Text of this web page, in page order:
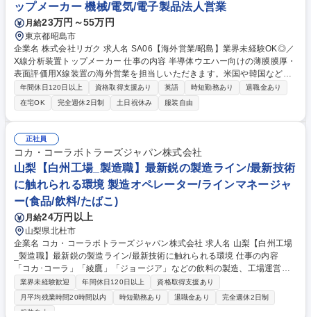
ップメーカー 機械/電気/電子製品法人営業
月給23万円～55万円
東京都昭島市
企業名 株式会社リガク 求人名 SA06【海外営業/昭島】業界未経験OK◎／
X線分析装置トップメーカー 仕事の内容 半導体ウエハー向けの薄膜膜厚・
表面評価用X線装置の海外営業を担当しいただきます。米国や韓国などの
半導体メーカーや製造装置メーカーへの直接販売および現地代理店の支援
を通じ、事業拡大を牽引する役割です。 お持ちの技術営業経験を活かし、
ご活躍いただくことを期待します。 【詳細】製品紹介、仕様打合せ、見
積、受注や売上管理など営業活動全般。必要に応じて代理店・顧客訪問、
学会・展示会等への出張(海外月0～1回程度)を行い、市場調査や販売戦略
の立案・実行も担います。 【教育】最初の半年から1年は国内営業として
製品知識を深め、先輩との同行OJTを通じて装置に慣れていただくため、
海外営業未経験でも安心です。 募集職種 SA06【海外営業/昭島】業界未経
験OK◎／X線分析装置トップメーカー
年間休日120日以上 資格取得支援あり 英語 時短勤務あり
退職金あり
在宅OK
完全週休2日制 土日祝休み 服装自由
正社員
コカ・コーラボトラーズジャパン株式会社
山梨【白州工場_製造職】最新鋭の製造ライン/最新技術
に触れられる環境 製造オペレーター/ラインマネージャ
ー(食品/飲料/たばこ)
月給24万円以上
山梨県北杜市
企業名 コカ・コーラボトラーズジャパン株式会社 求人名 山梨【白州工場
_製造職】最新鋭の製造ライン/最新技術に触れられる環境 仕事の内容
「コカ･コーラ」「綾鷹」「ジョージア」などの飲料の製造、工場運営を
担っていただきます。安全性･高品質･効率･働きやすい環境づくり等、自
身が興味あるプロジェクトにも参画し、主体的に運営に携われます。 ＜具
体的には＞ ■自社製品製造時における規格管理 ■省人化,自働化の進む最新
業界未経験歓迎 年間休日120日以上
資格取得支援あり
月平均残業時間20時間以内
時短勤務あり 退職金あり
完全週休2日制
服装自由